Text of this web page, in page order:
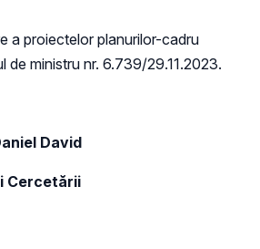
a proiectelor planurilor-cadru
de ministru nr. 6.739/29.11.2023.
David
Cercetării